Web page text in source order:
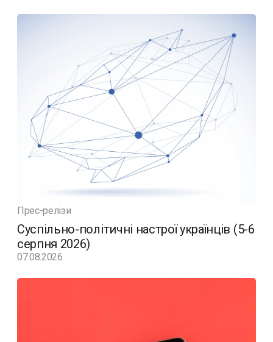
Прес-релізи
Суспільно-політичні настрої українців (5-6
серпня 2026)
07.08.2026